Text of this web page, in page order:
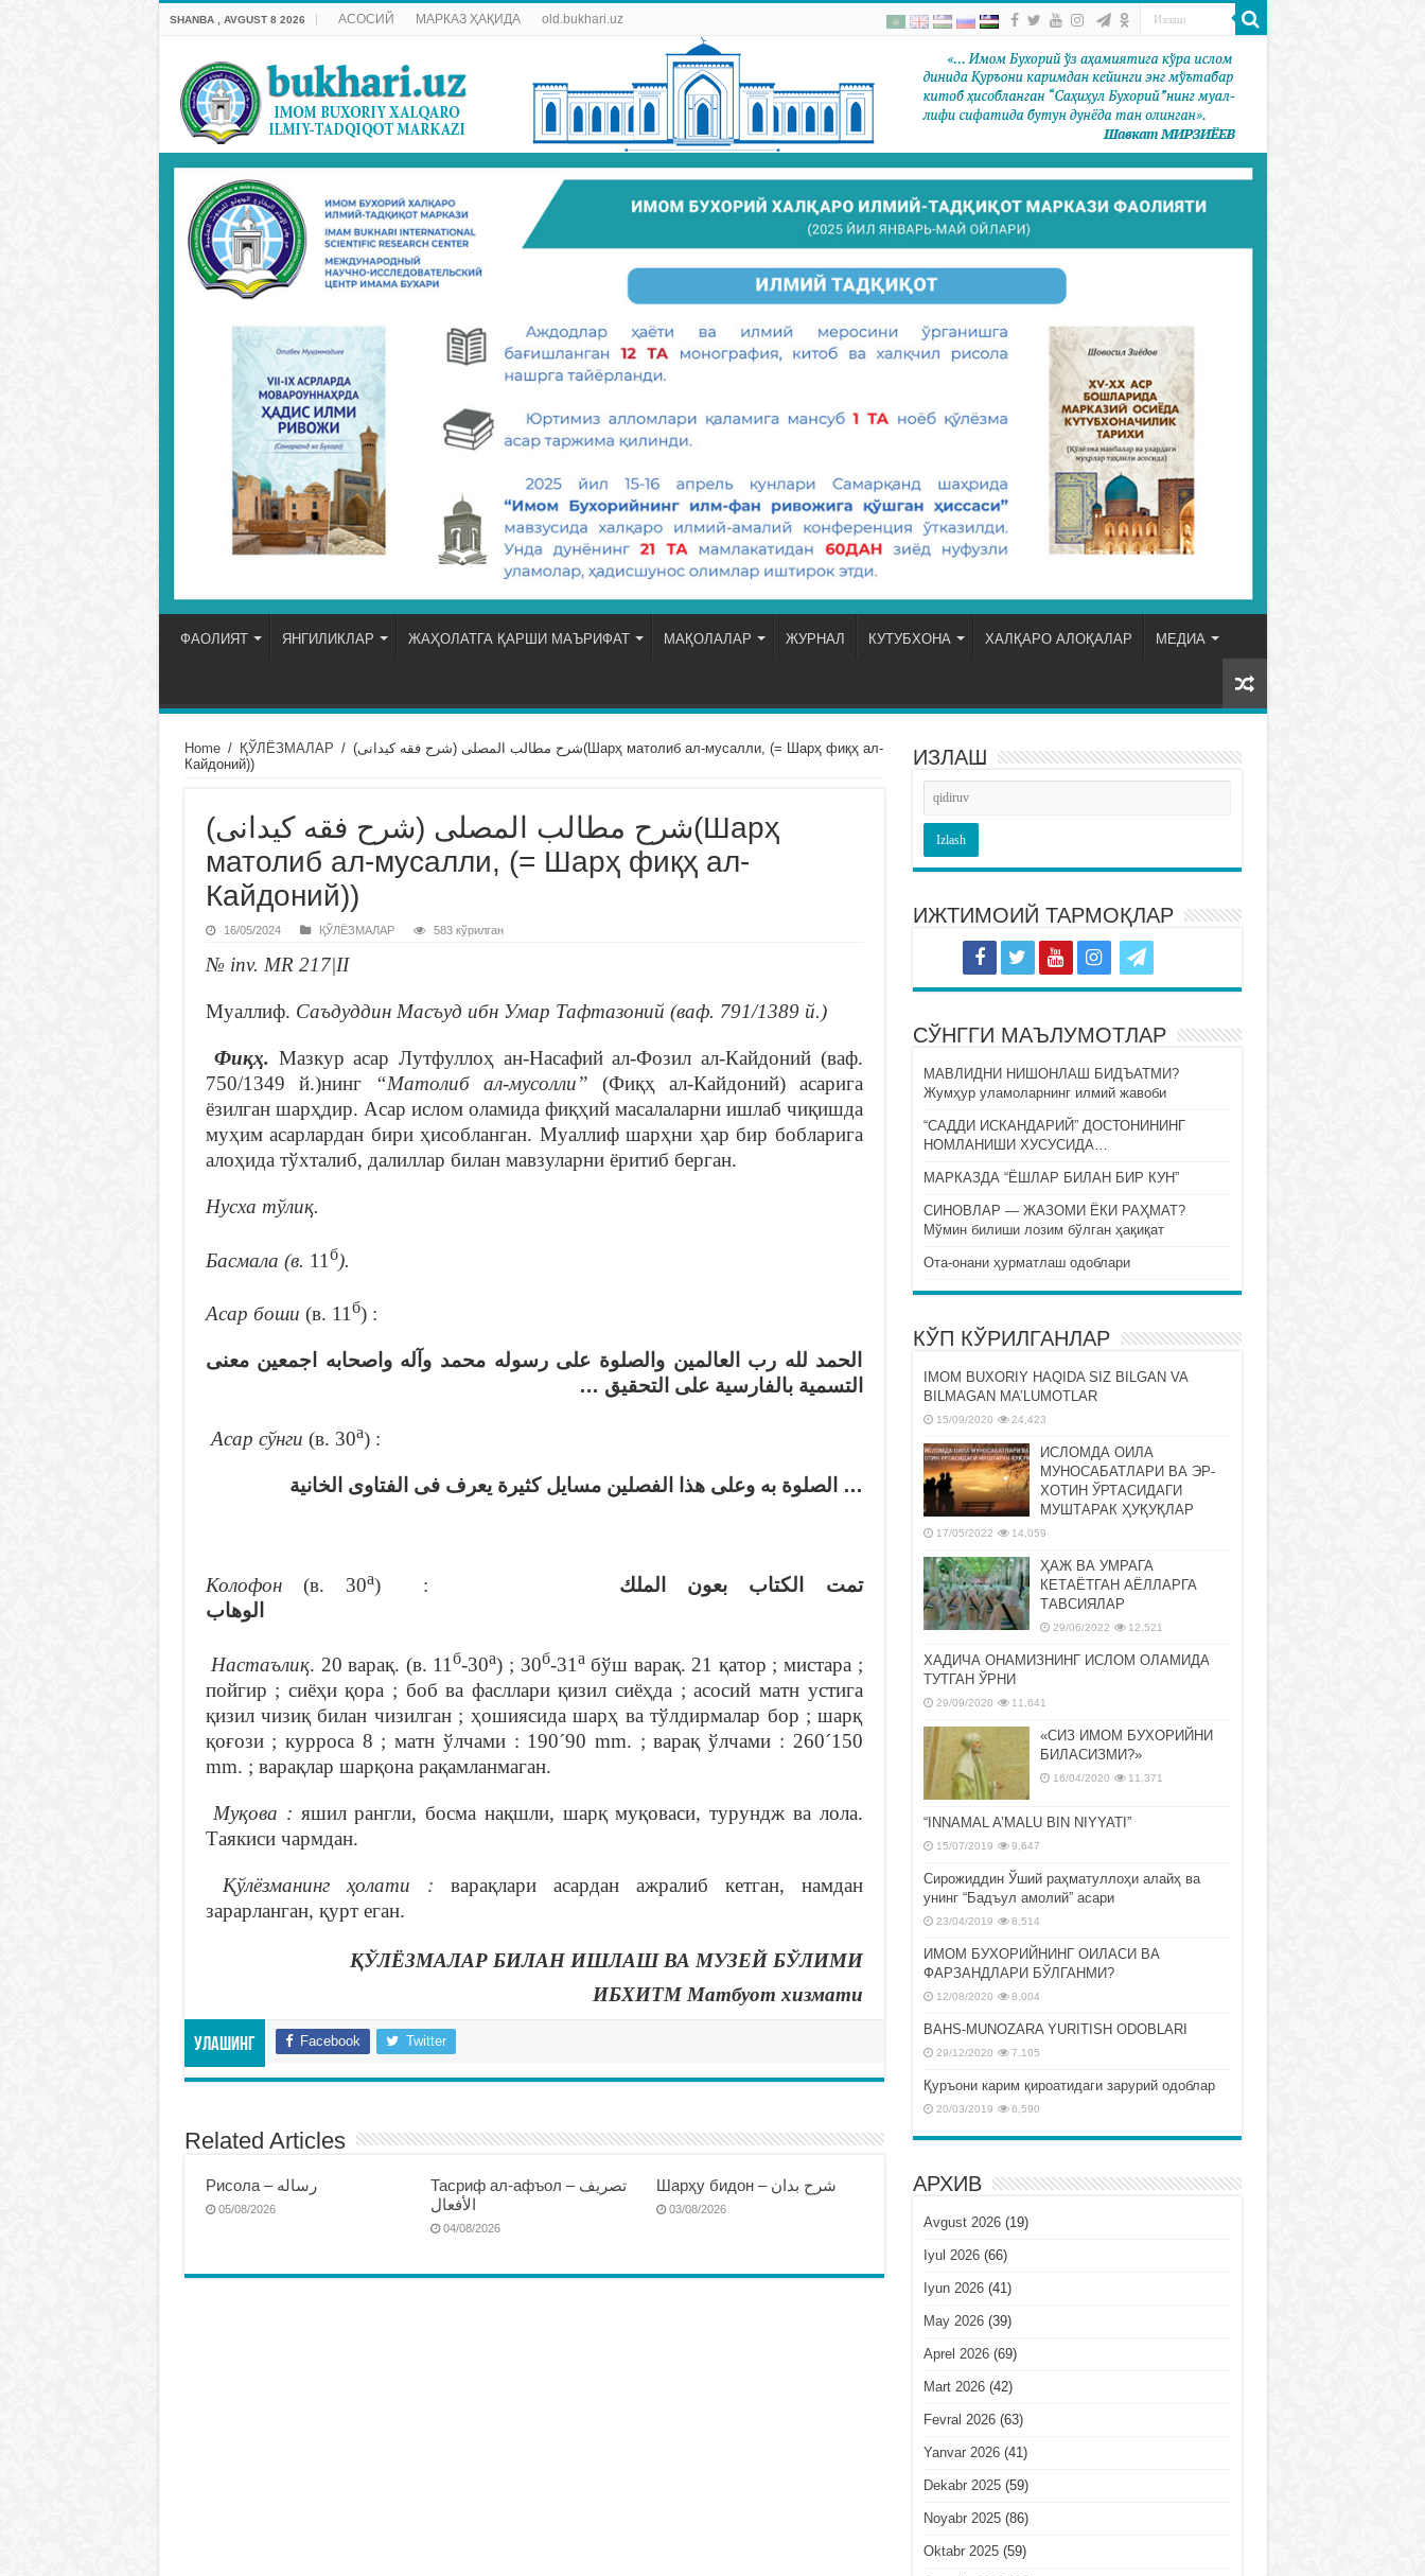
SHANBA , AVGUST 8 2026 АСОСИЙ МАРКАЗ ҲАҚИДА old.bukhari.uz
ФАОЛИЯТ ЯНГИЛИКЛАР ЖАҲОЛАТГА ҚАРШИ МАЪРИФАТ МАҚОЛАЛАР ЖУРНАЛ КУТУБХОНА ХАЛҚАРО АЛОҚАЛАР МЕДИА
Home / ҚЎЛЁЗМАЛАР / شرح مطالب المصلى (شرح فقه كيدانى)(Шарҳ матолиб ал-мусалли, (= Шарҳ фиқҳ ал-
Кайдоний))
شرح مطالب المصلى (شرح فقه كيدانى)(Шарҳ
матолиб ал-мусалли, (= Шарҳ фиқҳ ал-
Кайдоний))
16/05/2024 ҚЎЛЁЗМАЛАР 583 кўрилган
№ inv. MR 217|II
Муаллиф. Саъдуддин Масъуд ибн Умар Тафтазоний (ваф. 791/1389 й.)
Фиқҳ. Мазкур асар Лутфуллоҳ ан-Насафий ал-Фозил ал-Кайдоний (ваф.
750/1349 й.)нинг
“Матолиб ал-мусолли” (Фиқҳ ал-Кайдоний) асарига
ёзилган шарҳдир. Асар ислом оламида фиқҳий масалаларни ишлаб чиқишда
муҳим асарлардан бири ҳисобланган. Муаллиф шарҳни ҳар бир бобларига
алоҳида тўхталиб, далиллар билан мавзуларни ёритиб берган.
Нусха тўлиқ.
Басмала (в. 11 б).
Асар боши (в. 11 б) :
الحمد لله رب العالمين والصلوة على رسوله محمد وآله واصحابه اجمعين معنى
التسمية بالفارسية على التحقيق …
Асар сўнги (в. 30а) :
… الصلوة به وعلى هذا الفصلين مسايل كثيرة يعرف فى الفتاوى الخانية
Колофон(в. 30а) : تمت الكتاب بعون الملك
Настаълиқ. 20 варақ. (в. 11б-30а) ; 30б-31 aбўш варақ. 21 қатор ; мистара ;
пойгир ; сиёҳи қора ; боб ва фасллари қизил сиёҳда ; асосий матн устига
қизил чизиқ билан чизилган ; ҳошиясида шарҳ ва тўлдирмалар бор ; шарқ
қоғози ; курроса 8 ; матн ўлчами : 190´90 mm. ; варақ ўлчами : 260´150
mm. ; варақлар шарқона рақамланмаган.
Муқова : яшил рангли, босма нақшли, шарқ муқоваси, турундж ва лола.
Таякиси чармдан.
Қўлёзманинг ҳолати : варақлари асардан ажралиб кетган, намдан
зарарланган, қурт еган.
ҚЎЛЁЗМАЛАР БИЛАН ИШЛАШ ВА МУЗЕЙ БЎЛИМИ
ИБХИТМ Матбуот хизмати
Улашинг Facebook Twitter
Related Articles
Рисола – رساله
05/08/2026
Тасриф ал-афъол – تصريف
الأفعال
04/08/2026
Шарҳу бидон – شرح بدان
03/08/2026
ИЗЛАШ
ИЖТИМОИЙ ТАРМОҚЛАР
СЎНГГИ МАЪЛУМОТЛАР
МАВЛИДНИ НИШОНЛАШ БИДЪАТМИ?
Жумҳур уламоларнинг илмий жавоби
“САДДИ ИСКАНДАРИЙ” ДОСТОНИНИНГ
НОМЛАНИШИ ХУСУСИДА…
МАРКАЗДА “ЁШЛАР БИЛАН БИР КУН”
СИНОВЛАР — ЖАЗОМИ ЁКИ РАҲМАТ?
Мўмин билиши лозим бўлган ҳақиқат
Ота-онани ҳурматлаш одоблари
КЎП КЎРИЛГАНЛАР
IMOM BUXORIY HAQIDA SIZ BILGAN VA
BILMAGAN MA’LUMOTLAR
15/09/2020 24,423
ИСЛОМДА ОИЛА
МУНОСАБАТЛАРИ ВА ЭР-
ХОТИН ЎРТАСИДАГИ
МУШТАРАК ҲУҚУҚЛАР
17/05/2022 14,059
ҲАЖ ВА УМРАГА
КЕТАЁТГАН АЁЛЛАРГА
ТАВСИЯЛАР
29/06/2022 12,521
ХАДИЧА ОНАМИЗНИНГ ИСЛОМ ОЛАМИДА
ТУТГАН ЎРНИ
29/09/2020 11,641
«СИЗ ИМОМ БУХОРИЙНИ
БИЛАСИЗМИ?»
16/04/2020 11,371
“INNAMAL A’MALU BIN NIYYATI”
15/07/2019 9,647
Сирожиддин Ўший раҳматуллоҳи алайҳ ва
унинг “Бадъул амолий” асари
23/04/2019 8,514
ИМОМ БУХОРИЙНИНГ ОИЛАСИ ВА
ФАРЗАНДЛАРИ БЎЛГАНМИ?
12/08/2020 8,004
BAHS-MUNOZARA YURITISH ODOBLARI
29/12/2020 7,105
Қуръони карим қироатидаги зарурий одоблар
20/03/2019 6,590
АРХИВ
Avgust 2026(19)
Iyul 2026(66)
Iyun 2026(41)
May 2026(39)
Aprel 2026(69)
Mart 2026(42)
Fevral 2026(63)
Yanvar 2026(41)
Dekabr 2025(59)
Noyabr 2025(86)
Oktabr 2025(59)